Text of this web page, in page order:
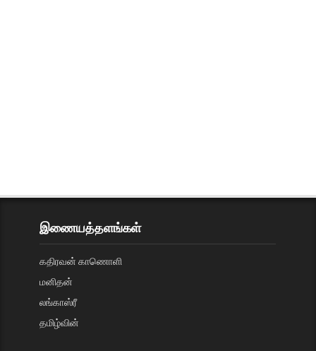
இணையத்தளங்கள்
கதிரவன் காணொளி
மனிதன்
லங்காஸ்ரீ
தமிழ்வின்